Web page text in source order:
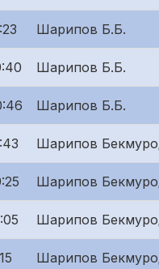
Шарипов Б.Б.
Шарипов Б.Б.
Шарипов Б.Б.
Шарипов
Шарипов
Шарипов
Шарипов